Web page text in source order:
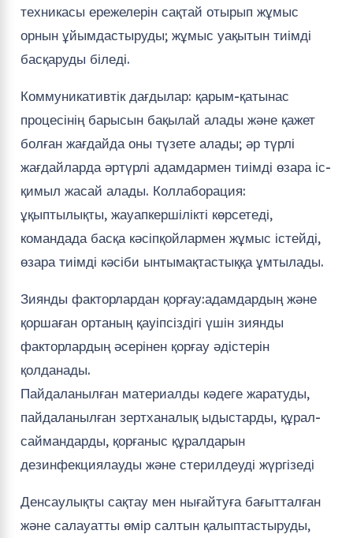
техникасы ережелерін сақтай отырып жұмыс
орнын ұйымдастыруды; жұмыс уақытын тиімді
басқаруды біледі.
Коммуникативтік дағдылар: қарым-қатынас
процесінің барысын бақылай алады және қажет
болған жағдайда оны түзете алады; әр түрлі
жағдайларда әртүрлі адамдармен тиімді өзара іс-
қимыл жасай алады. Коллаборация:
ұқыптылықты, жауапкершілікті көрсетеді,
командада басқа кәсіпқойлармен жұмыс істейді,
өзара тиімді кәсіби ынтымақтастыққа ұмтылады.
Зиянды факторлардан қорғау:адамдардың және
қоршаған ортаның қауіпсіздігі үшін зиянды
факторлардың әсерінен қорғау әдістерін
қолданады.
Пайдаланылған материалды кәдеге жаратуды,
пайдаланылған зертханалық ыдыстарды, құрал-
саймандарды, қорғаныс құралдарын
дезинфекциялауды және стерилдеуді жүргізеді
Денсаулықты сақтау мен нығайтуға бағытталған
және салауатты өмір салтын қалыптастыруды,